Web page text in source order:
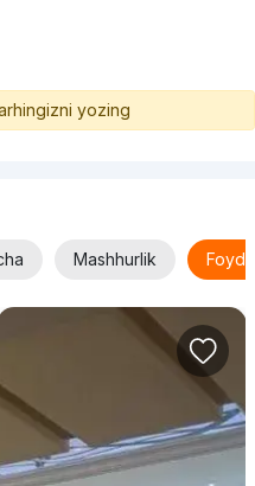
yozing
Mashhurlik